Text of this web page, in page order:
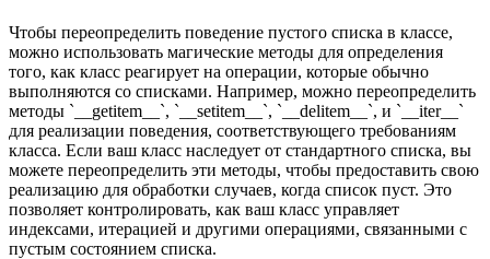
Чтобы переопределить поведение пустого списка в классе,
можно использовать магические методы для определения
того, как класс реагирует на операции, которые обычно
выполняются со списками. Например, можно переопределить
методы `__getitem__`, `__setitem__`, `__delitem__`, и `__iter__`
для реализации поведения, соответствующего требованиям
класса. Если ваш класс наследует от стандартного списка, вы
можете переопределить эти методы, чтобы предоставить свою
реализацию для обработки случаев, когда список пуст. Это
позволяет контролировать, как ваш класс управляет
индексами, итерацией и другими операциями, связанными с
пустым состоянием списка.